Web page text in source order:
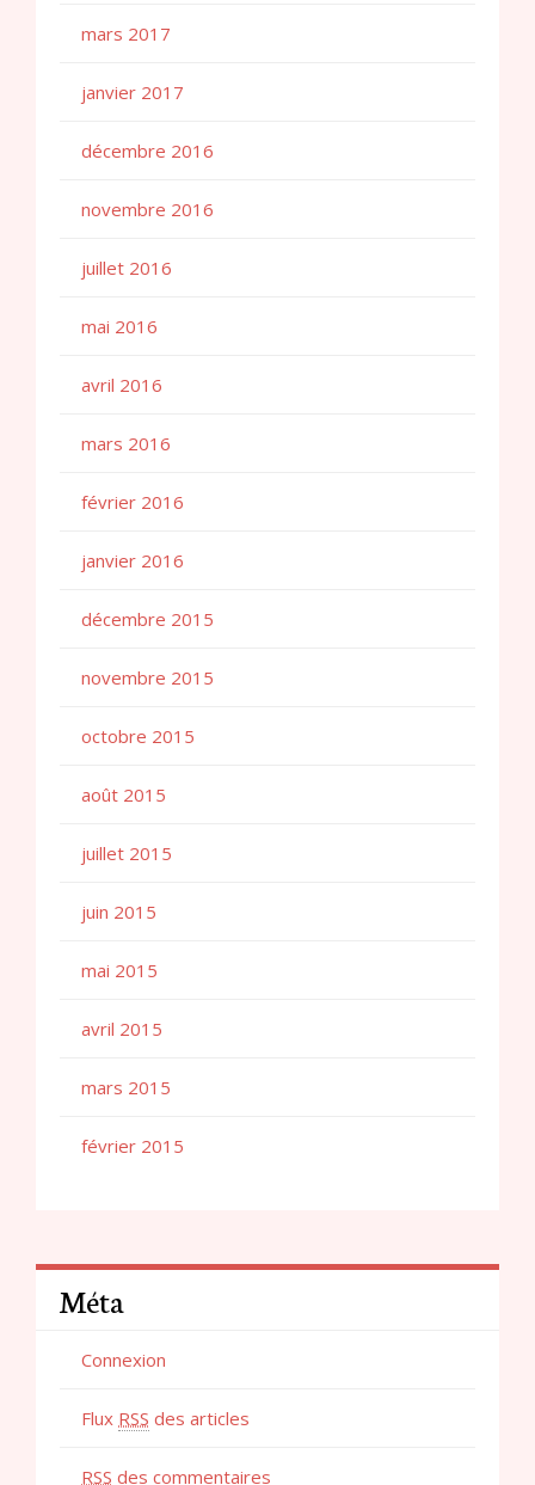
mars 2017
janvier 2017
décembre 2016
novembre 2016
juillet 2016
mai 2016
avril 2016
mars 2016
février 2016
janvier 2016
décembre 2015
novembre 2015
octobre 2015
août 2015
juillet 2015
juin 2015
mai 2015
avril 2015
mars 2015
février 2015
Méta
Connexion
Flux RSS des articles
RSS des commentaires